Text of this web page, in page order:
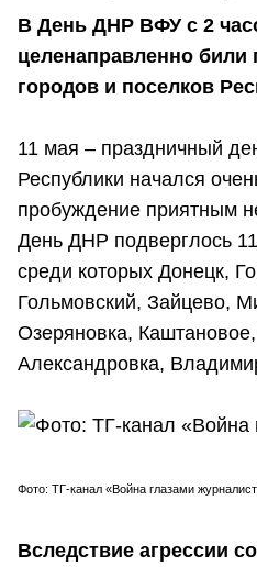
В День ДНР ВФУ с 2
целенаправленно
городов и поселков
11 мая – праздничный
Республики начался
пробуждение приятным
День ДНР подверглось
среди которых Донецк,
Гольмовский, Зайцево,
Озеряновка,
Александровка,
Фото: ТГ-канал «Война глазами
Вследствие агрессии